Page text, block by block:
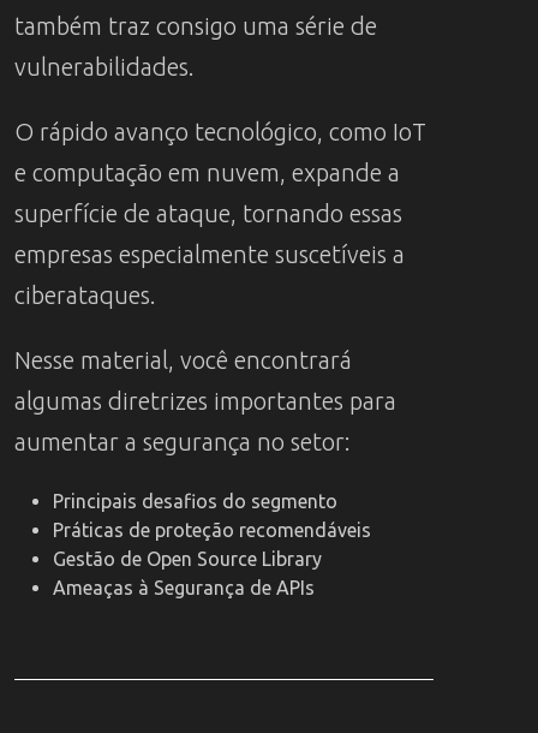
também traz consigo uma série de
vulnerabilidades.
O rápido avanço tecnológico, como IoT
e computação em nuvem, expande a
superfície de ataque, tornando essas
empresas especialmente suscetíveis a
ciberataques.
Nesse material, você encontrará
algumas diretrizes importantes para
aumentar a segurança no setor:
Principais desafios do segmento
Práticas de proteção recomendáveis
Gestão de Open Source Library
Ameaças à Segurança de APIs